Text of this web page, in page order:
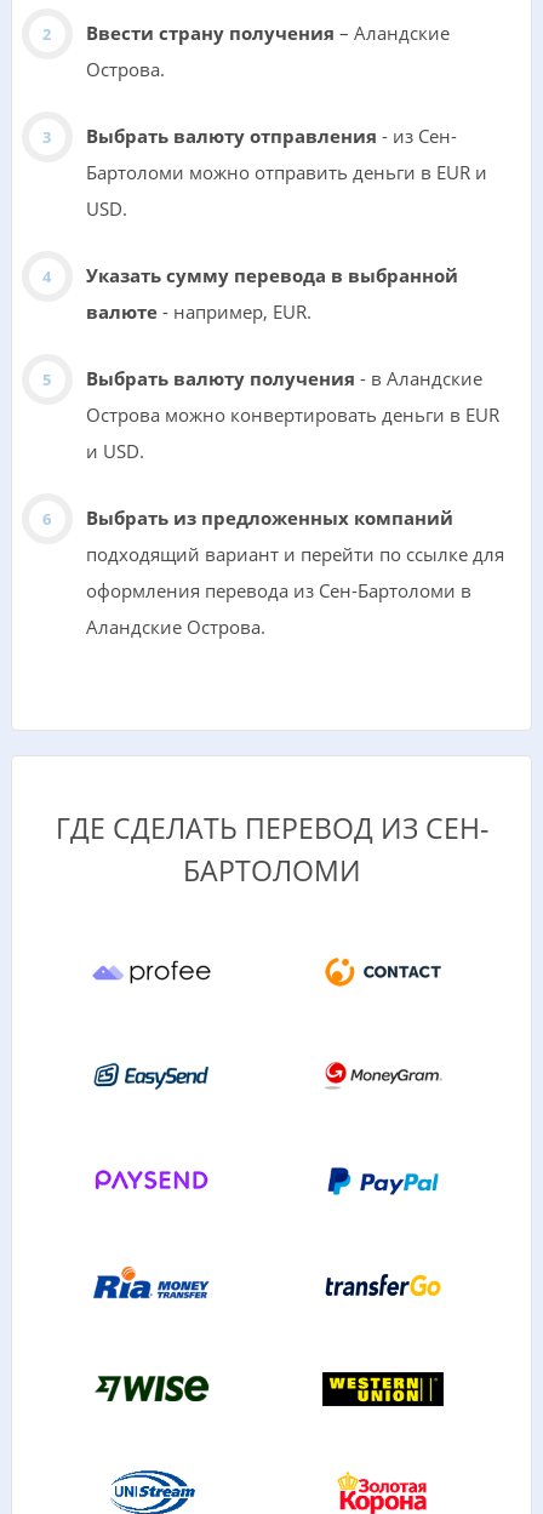
Ввести страну получения – Аландские
Острова.
Выбрать валюту отправления - из Сен-
Бартоломи можно отправить деньги в EUR и
USD.
Указать сумму перевода в выбранной
валюте- например, EUR.
Выбрать валюту получения - в Аландские
Острова можно конвертировать деньги в EUR
и USD.
Выбрать из предложенных компаний
подходящий вариант и перейти по ссылке для
оформления перевода из Сен-Бартоломи в
Аландские Острова.
ГДЕ СДЕЛАТЬ ПЕРЕВОД ИЗ СЕН-
БАРТОЛОМИ